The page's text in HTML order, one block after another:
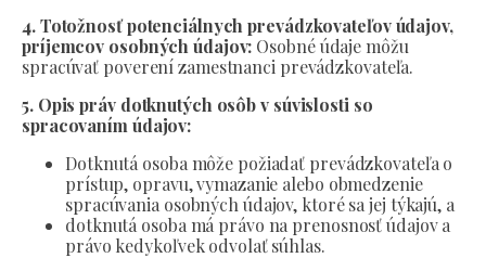
4. Totožnosť potenciálnych prevádzkovateľov údajov,
príjemcov osobných údajov: Osobné údaje môžu
spracúvať poverení zamestnanci prevádzkovateľa.
5. Opis práv dotknutých osôb v súvislosti so
spracovaním údajov:
Dotknutá osoba môže požiadať prevádzkovateľa o
prístup, opravu, vymazanie alebo obmedzenie
spracúvania osobných údajov, ktoré sa jej týkajú, a
dotknutá osoba má právo na prenosnosť údajov a
právo kedykoľvek odvolať súhlas.